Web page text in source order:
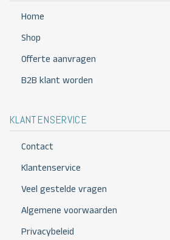
Home
Shop
Offerte aanvragen
B2B klant worden
KLANTENSERVICE
Contact
Klantenservice
Veel gestelde vragen
Algemene voorwaarden
Privacybeleid